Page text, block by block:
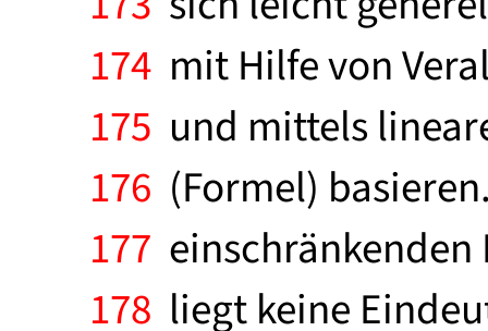
174 mit Hilfe von
175 und mittels
176 (Formel)
177
178 liegt keine